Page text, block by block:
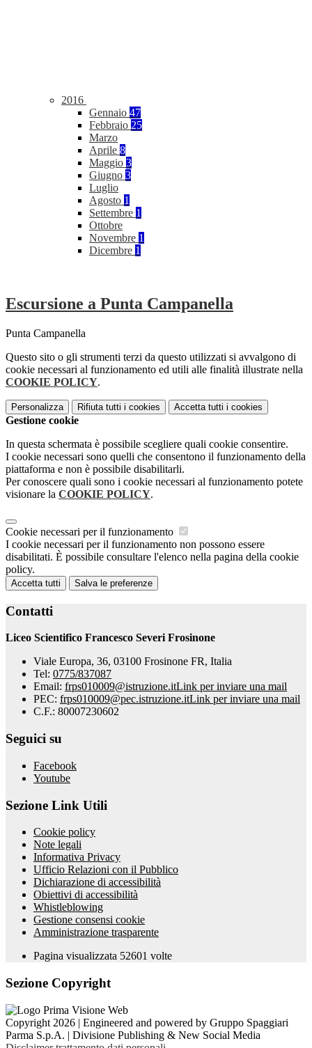
2016
Gennaio 47
Febbraio 25
Marzo
Aprile 8
Maggio 3
Giugno 3
Luglio
Agosto 1
Settembre 1
Ottobre
Novembre 1
Dicembre 1
Escursione a Punta Campanella
Punta Campanella
Questo sito o gli strumenti terzi da questo utilizzati si avvalgono di
cookie necessari al funzionamento ed utili alle finalità illustrate nella
COOKIE POLICY.
Personalizza Rifiuta tutti i cookies Accetta tutti i cookies
Gestione cookie
In questa schermata è possibile scegliere quali cookie consentire.
I cookie necessari sono quelli che consentono il funzionamento della
piattaforma e non è possibile disabilitarli.
Per conoscere quali sono i cookie necessari al funzionamento potete
visionare la COOKIE POLICY.
Cookie necessari per il funzionamento
I cookie necessari per il funzionamento non possono essere
disabilitati. È possibile consultare l'elenco nella pagina della cookie
policy.
Accetta tutti Salva le preferenze
Contatti
Liceo Scientifico Francesco Severi Frosinone
Viale Europa, 36, 03100 Frosinone FR, Italia
Tel: 0775/837087
Email: frps010009@istruzione.itLink per inviare una mail
PEC: frps010009@pec.istruzione.itLink per inviare una mail
C.F.: 80007230602
Seguici su
Facebook
Youtube
Sezione Link Utili
Cookie policy
Note legali
Informativa Privacy
Ufficio Relazioni con il Pubblico
Dichiarazione di accessibilità
Obiettivi di accessibilità
Whistleblowing
Gestione consensi cookie
Amministrazione trasparente
Pagina visualizzata 52601 volte
Sezione Copyright
Copyright 2026 | Engineered and powered by Gruppo Spaggiari
Parma S.p.A. | Divisione Publishing & New Social Media